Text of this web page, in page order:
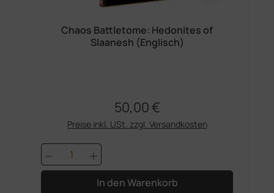
Chaos Battletome: Hedonites of
Slaanesh (Englisch)
Regulärer Preis:
50,00 €
Preise inkl. USt. zzgl. Versandkosten
Produkt Anzahl: Gib den
In den Warenkorb